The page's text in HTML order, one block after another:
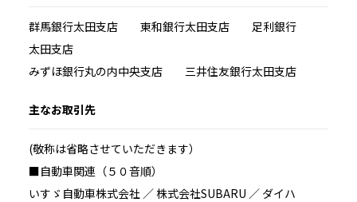
群馬銀行太田支店 東和銀行太田支店 足利銀行
太田支店
みずほ銀行丸の内中央支店 三井住友銀行太田支店
主なお取引先
(敬称は省略させていただきます）
■自動車関連（５０音順）
いすゞ自動車株式会社 ／ 株式会社SUBARU ／ ダイハ